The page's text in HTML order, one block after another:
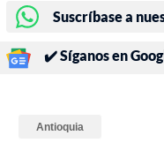
Suscríbase a
✔️ Síganos en
Antioquia